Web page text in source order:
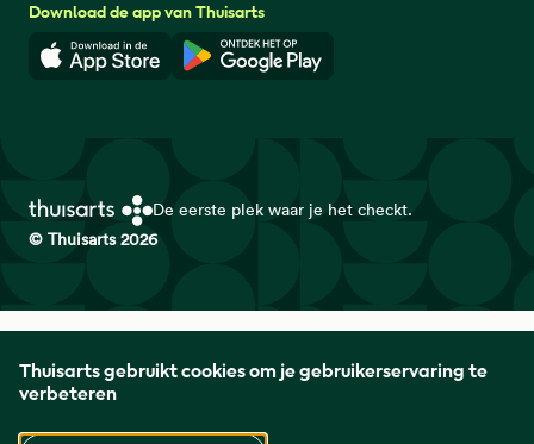
Thuisarts gebruikt cookies om je gebruikerservaring te
verbeteren
Download de app van Thuisarts
Download in de App StoreDownload in de Google Play
De eerste plek waar je het checkt.
© Thuisarts 2026
Huisartsen Genootschap met de Federatie Medisch
Specialisten en Patiëntenfederatie Nederland.